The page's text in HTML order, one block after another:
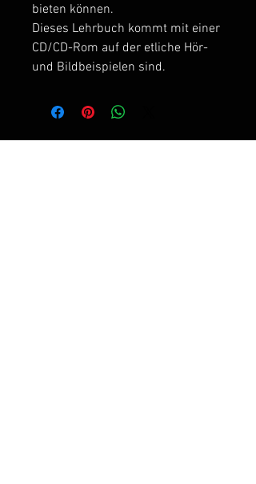
bieten können.
Dieses Lehrbuch kommt mit einer
CD/CD-Rom auf der etliche Hör-
und Bildbeispielen sind.